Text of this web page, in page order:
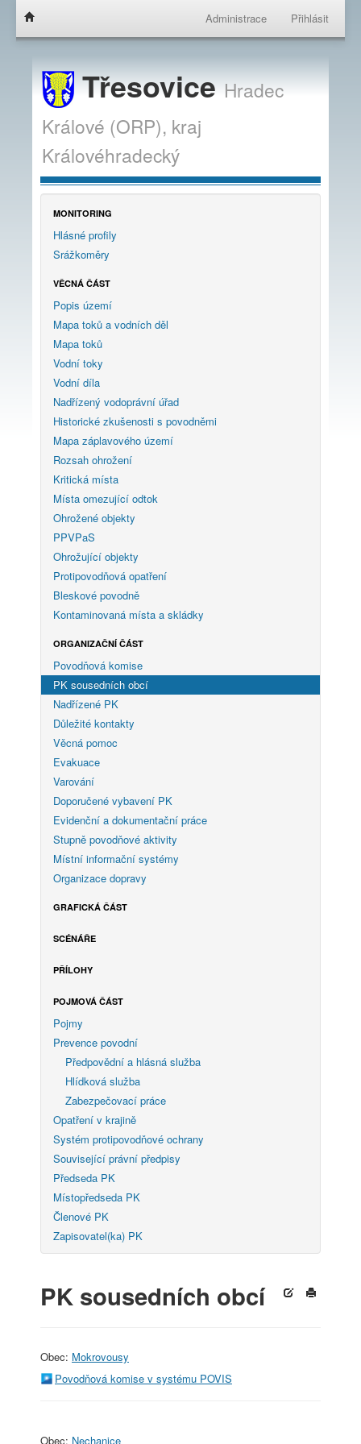
Administrace Přihlásit
TřesoviceHradec
Králové (ORP), kraj
Královéhradecký
MONITORING
Hlásné profily
Srážkoměry
VĚCNÁ ČÁST
Popis území
Mapa toků a vodních děl
Mapa toků
Vodní toky
Vodní díla
Nadřízený vodoprávní úřad
Historické zkušenosti s povodněmi
Mapa záplavového území
Rozsah ohrožení
Kritická místa
Místa omezující odtok
Ohrožené objekty
PPVPaS
Ohrožující objekty
Protipovodňová opatření
Bleskové povodně
Kontaminovaná místa a skládky
ORGANIZAČNÍ ČÁST
Povodňová komise
PK sousedních obcí
Nadřízené PK
Důležité kontakty
Věcná pomoc
Evakuace
Varování
Doporučené vybavení PK
Evidenční a dokumentační práce
Stupně povodňové aktivity
Místní informační systémy
Organizace dopravy
GRAFICKÁ ČÁST
SCÉNÁŘE
PŘÍLOHY
POJMOVÁ ČÁST
Pojmy
Prevence povodní
Předpovědní a hlásná služba
Hlídková služba
Zabezpečovací práce
Opatření v krajině
Systém protipovodňové ochrany
Související právní předpisy
Předseda PK
Místopředseda PK
Členové PK
Zapisovatel(ka) PK
PK sousedních obcí
Obec: Mokrovousy
Povodňová komise v systému POVIS
Obec: Nechanice